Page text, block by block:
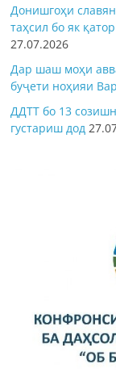
Донишгоҳи
таҳсил бо як
27.07.2026
Дар шаш моҳи
буҷети ноҳияи
ДДТТ бо 13
густариш дод